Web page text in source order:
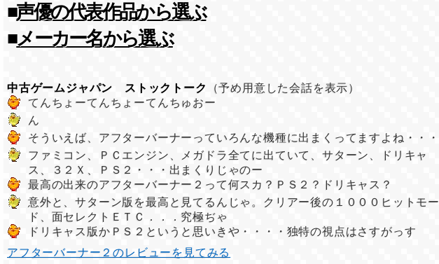
■声優の代表作品から選ぶ
■メーカー名から選ぶ
中古ゲームジャパン ストックトーク
（予め用意した会話を表示）
てんちょーてんちょーてんちゅおー
ん
そういえば、アフターバーナーっていろんな機種に出まくってますよね・・・
ファミコン、ＰＣエンジン、メガドラ全てに出ていて、サターン、ドリキャ
ス、３２Ｘ、ＰＳ２・・・出まくりじゃのー
最高の出来のアフターバーナー２って何スカ？ＰＳ２？ドリキャス？
意外と、サターン版を最高と見てるんじゃ。クリアー後の１０００ヒットモー
ド、面セレクトＥＴＣ．．．究極ぢゃ
ドリキャス版かＰＳ２というと思いきや・・・・独特の視点はさすがっす
アフターバーナー２のレビューを見てみる